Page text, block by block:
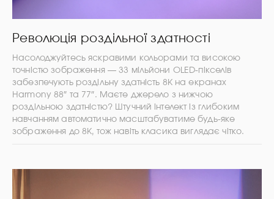
Революція роздільної здатності
Насолоджуйтесь яскравими кольорами та високою
точністю зображення — 33 мільйони OLED-пікселів
забезпечують роздільну здатність 8K на екранах
Harmony 88″ та 77″. Маєте джерело з нижчою
роздільною здатністю? Штучний інтелект із глибоким
навчанням автоматично масштабуватиме будь-яке
зображення до 8K, тож навіть класика виглядає чітко.